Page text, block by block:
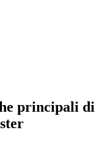
principali di